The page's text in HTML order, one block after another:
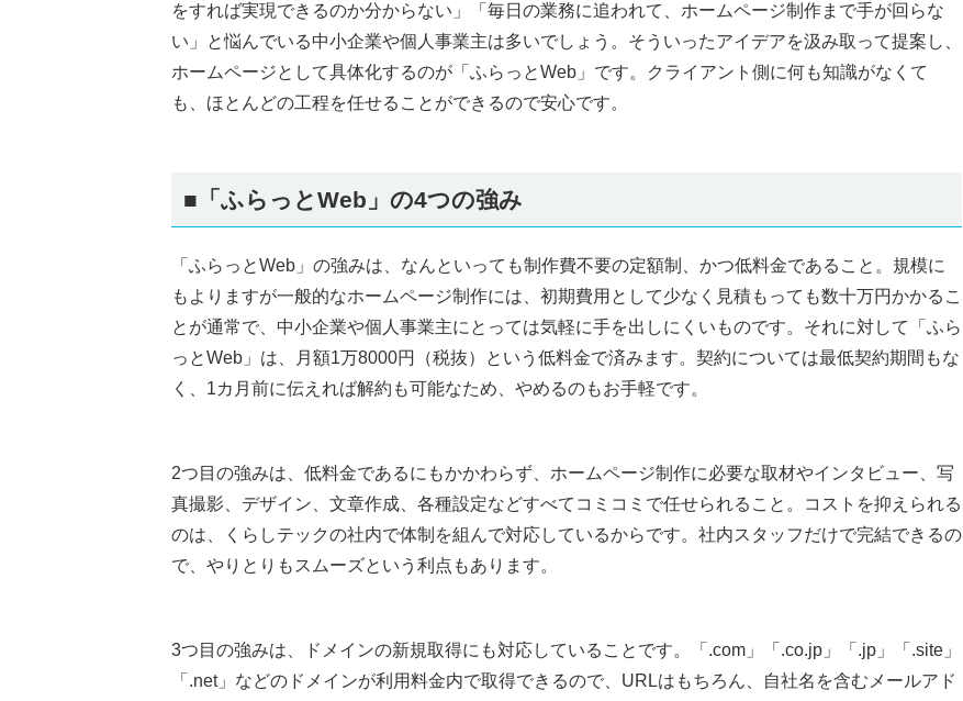
をすれば実現できるのか分からない」「毎日の業務に追われて、ホームページ制作まで手が回らな
い」と悩んでいる中小企業や個人事業主は多いでしょう。そういったアイデアを汲み取って提案し、
ホームページとして具体化するのが「ふらっとWeb」です。クライアント側に何も知識がなくて
も、ほとんどの工程を任せることができるので安心です。
■「ふらっとWeb」の4つの強み
「ふらっとWeb」の強みは、なんといっても制作費不要の定額制、かつ低料金であること。規模に
もよりますが一般的なホームページ制作には、初期費用として少なく見積もっても数十万円かかるこ
とが通常で、中小企業や個人事業主にとっては気軽に手を出しにくいものです。それに対して「ふら
っとWeb」は、月額1万8000円（税抜）という低料金で済みます。契約については最低契約期間もな
く、1カ月前に伝えれば解約も可能なため、やめるのもお手軽です。
2つ目の強みは、低料金であるにもかかわらず、ホームページ制作に必要な取材やインタビュー、写
真撮影、デザイン、文章作成、各種設定などすべてコミコミで任せられること。コストを抑えられる
のは、くらしテックの社内で体制を組んで対応しているからです。社内スタッフだけで完結できるの
で、やりとりもスムーズという利点もあります。
3つ目の強みは、ドメインの新規取得にも対応していることです。「.com」「.co.jp」「.jp」「.site」
「.net」などのドメインが利用料金内で取得できるので、URLはもちろん、自社名を含むメールアド